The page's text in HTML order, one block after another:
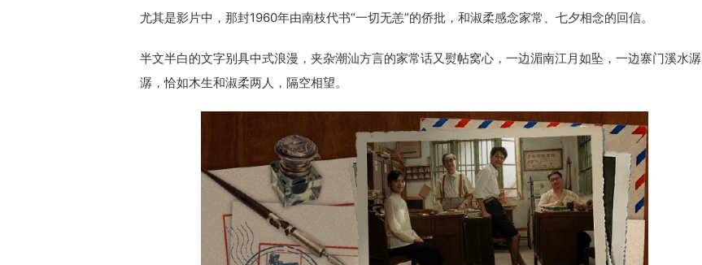
尤其是影片中，那封1960年由南枝代书“一切无恙”的侨批，和淑柔感念家常、七夕相念的回信。
半文半白的文字别具中式浪漫，夹杂潮汕方言的家常话又熨帖窝心，一边湄南江月如坠，一边寨门溪水潺
潺，恰如木生和淑柔两人，隔空相望。